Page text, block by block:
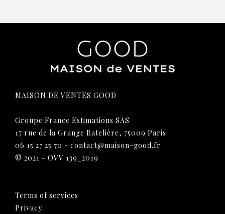
MAISON DE VENTES GOOD
Groupe France Estimations SAS
17 rue de la Grange Batelière, 75009 Paris
06 15 27 25 70 - contact@maison-good.fr
© 2021 - OVV 139_2019
Terms of services
Privacy